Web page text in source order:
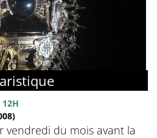
12H
vendredi du mois avant la